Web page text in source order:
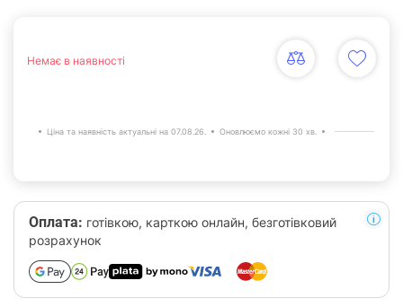
Немає в наявності
Ціна та наявність актуальні на 07.08.26. Оновлюємо кожні 30 хв.
Оплата: готівкою, карткою онлайн, безготівковий
розрахунок